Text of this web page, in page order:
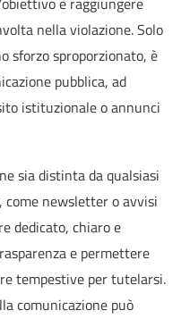
nella violazione. Solo
sforzo sproporzionato, è
pubblica, ad
istituzionale o annunci
sia distinta da qualsiasi
newsletter o avvisi
dedicato, chiaro e
e permettere
tempestive per tutelarsi.
comunicazione può